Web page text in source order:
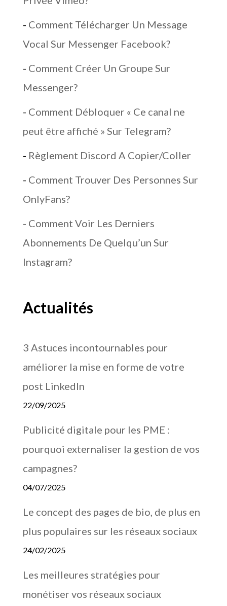
- Comment Télécharger Un Message
Vocal Sur Messenger Facebook?
- Comment Créer Un Groupe Sur
Messenger?
- Comment Débloquer « Ce canal ne
peut être affiché » Sur Telegram?
- Règlement Discord A Copier/Coller
- Comment Trouver Des Personnes Sur
OnlyFans?
- Comment Voir Les Derniers
Abonnements De Quelqu’un Sur
Instagram?
Actualités
3 Astuces incontournables pour
améliorer la mise en forme de votre
post LinkedIn
22/09/2025
Publicité digitale pour les PME :
pourquoi externaliser la gestion de vos
campagnes?
04/07/2025
Le concept des pages de bio, de plus en
plus populaires sur les réseaux sociaux
24/02/2025
Les meilleures stratégies pour
monétiser vos réseaux sociaux